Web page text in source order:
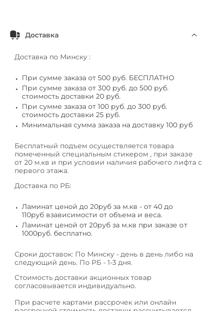
Доставка
Доставка по Минску :
При сумме заказа от 500 руб. БЕСПЛАТНО
При сумме заказа от 300 руб. до 500 руб.
стоимость доставки 20 руб.
При сумме заказа от 100 руб. до 300 руб.
стоимость доставки 25 руб.
Минимальная сумма заказа на доставку 100 руб
Бесплатный подъем осуществляется товара
помеченный специальным стикером , при заказе
от 20 м.кв и при условии наличия рабочего лифта с
первого этажа.
Доставка по РБ:
Ламинат ценой до 20руб за м.кв - от 40 до
110руб взависимости от объема и веса.
Ламинат ценой от 20руб за м.кв при заказе от
1000руб. бесплатно.
Сроки доставок: По Минску - день в день либо на
следующий день. По РБ - 1-3 дня.
Стоимость доставки акционных товар
согласовывается индивидуально.
При расчете картами рассрочек или онлайн